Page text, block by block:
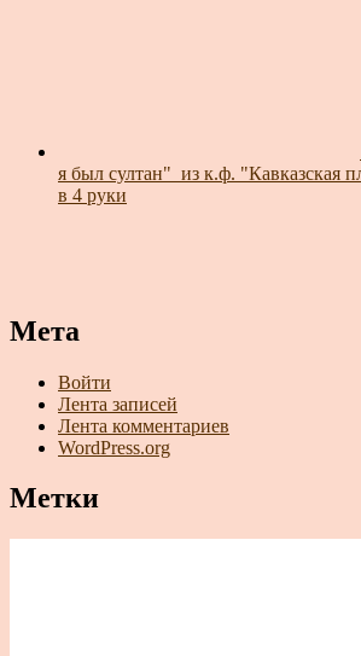
я был султан"_из к.ф. "Кавказская
в 4 руки
Мета
Войти
Лента записей
Лента комментариев
WordPress.org
Метки